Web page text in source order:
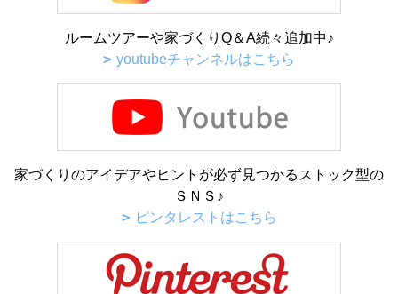
ルームツアーや家づくりQ＆A続々追加中♪
youtubeチャンネルはこちら
家づくりのアイデアやヒントが必ず見つかるストック型の
ＳＮＳ♪
ピンタレストはこちら